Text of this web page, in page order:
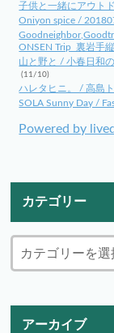
子供と一緒にアウト
Oniyon spice /
ONSEN Trip_裏岩手
山と野と / 小春日和
(11/10)
ハレタヒニ。 / 高島
SOLA Sunny Day /
Powered by
カテゴリー
アーカイブ